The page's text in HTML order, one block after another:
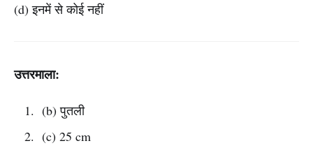
(d) इनमें से कोई नहीं
उत्तरमाला:
(b) पुतली
(c) 25 cm